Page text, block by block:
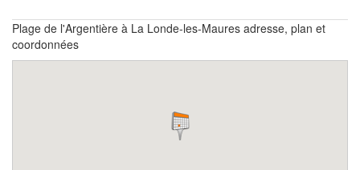
Plage de l'Argentière à La Londe-les-Maures adresse, plan et
coordonnées